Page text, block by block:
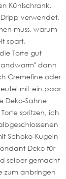
Kühlschrank.
verwendet,
muss, warum
spart.
Torte gut
dann
Cremefine oder
mit ein paar
Deko-Sahne
spritzen, ich
Schoko-Kugeln
Deko für
selber gemacht
zum anbringen